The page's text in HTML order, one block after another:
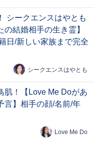
シークエンスはやとも
の結婚相手の生き霊】
日/新しい家族まで完全
シークエンスはやとも
肌！【Love Me Doがあ
言】相手の顔/名前/年
Love Me Do